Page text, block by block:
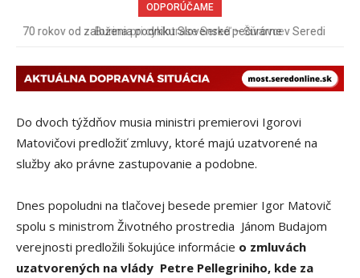
ODPORÚČAME
Burina pri cyklotrase Sereď – Šúrovce
Do dvoch týždňov musia ministri premierovi Igorovi
Matovičovi predložiť zmluvy, ktoré majú uzatvorené na
služby ako právne zastupovanie a podobne.
Dnes popoludni na tlačovej besede premier Igor Matovič
spolu s ministrom Životného prostredia Jánom Budajom
verejnosti predložili šokujúce informácie o zmluvách
uzatvorených na vlády Petre Pellegriniho, kde za